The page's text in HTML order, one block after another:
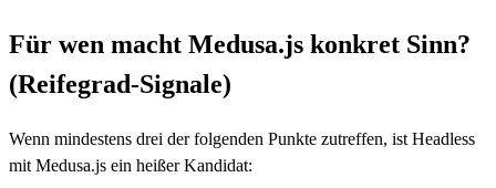
Für wen macht Medusa.js konkret Sinn?
(Reifegrad-Signale)
Wenn mindestens drei der folgenden Punkte zutreffen, ist Headless
mit Medusa.js ein heißer Kandidat: